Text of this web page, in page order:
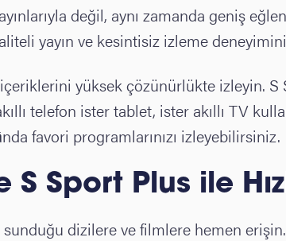
değil, aynı zamanda geniş
yayın ve kesintisiz izleme
yüksek çözünürlükte izleyin.
telefon ister tablet, ister akıllı TV
favori programlarınızı izleyebilirsiniz.
S Sport Plus ile
sunduğu dizilere ve filmlere hemen